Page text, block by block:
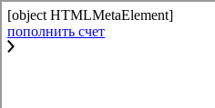
[object HTMLMetaElement]
пополнить счет